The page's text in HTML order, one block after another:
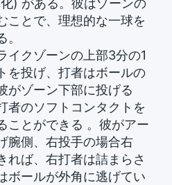
) がある。彼はゾーンの
ことで、理想的な一球を
イクゾーンの上部3分の1
を投げ、打者はボールの
がゾーン下部に投げる
者のソフトコンタクトを
ことができる 。彼がアー
腕側、右投手の場合右
れば、右打者は詰まらさ
ボールが外角に逃げてい